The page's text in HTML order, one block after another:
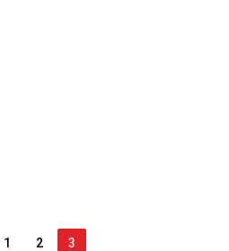
1 2 3